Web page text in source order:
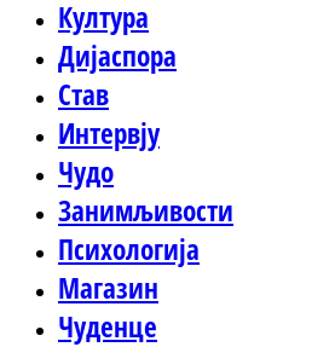
Култура
Дијаспора
Став
Интервју
Чудо
Занимљивости
Психологија
Магазин
Чуденце